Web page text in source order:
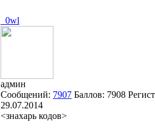
_0wl
админ
Сообщений: 7907 Баллов: 7908
29.07.2014
<знахарь кодов>